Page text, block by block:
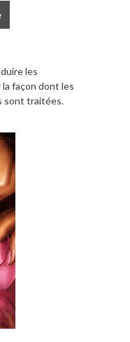
les
la façon dont les
sont traitées.